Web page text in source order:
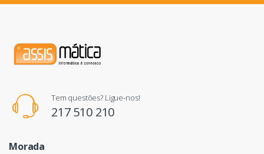
Tem questões? Ligue-nos!
217 510 210
Morada